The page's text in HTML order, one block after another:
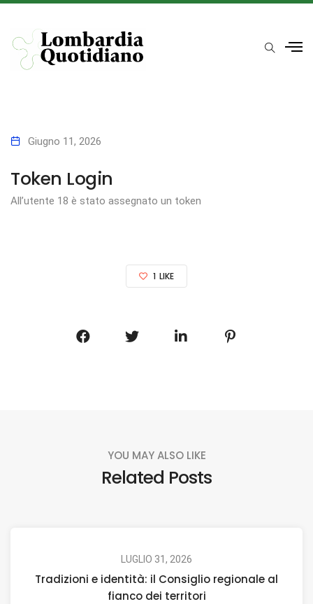
Giugno 11, 2026
Token Login
All’utente 18 è stato assegnato un token
1 LIKE
YOU MAY ALSO LIKE
Related Posts
LUGLIO 31, 2026
Tradizioni e identità: il Consiglio regionale al
fianco dei territori